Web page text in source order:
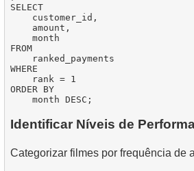
SELECT
    customer_id,
    amount,
    month
FROM
    ranked_payments
WHERE
    rank = 1
ORDER BY
Identificar Níveis de
Categorizar filmes por frequência de